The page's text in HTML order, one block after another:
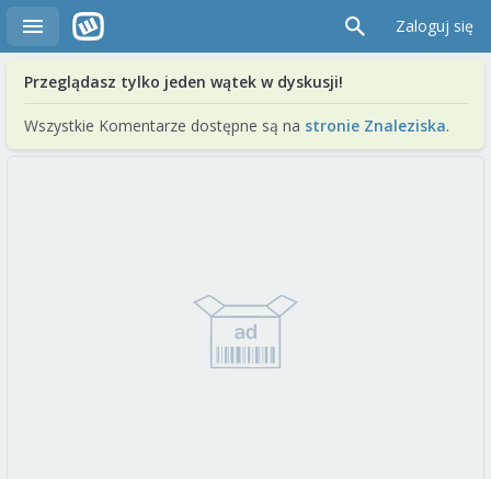
Zaloguj się
Przeglądasz tylko jeden wątek w dyskusji!
Wszystkie Komentarze dostępne są na stronie Znaleziska.